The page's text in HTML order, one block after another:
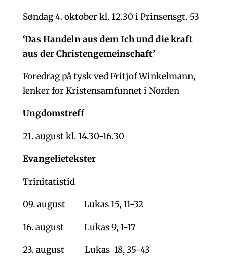
Søndag 4. oktober kl. 12.30 i Prinsensgt. 53
‘Das Handeln aus dem Ich und die kraft
aus der Christengemeinschaft’
Foredrag på tysk ved Fritjof Winkelmann,
lenker for Kristensamfunnet i Norden
Ungdomstreff
21. august kl. 14.30-16.30
Evangelietekster
Trinitatistid
09. august Lukas 15, 11-32
16. august Lukas 9, 1-17
23. august Lukas 18, 35-43